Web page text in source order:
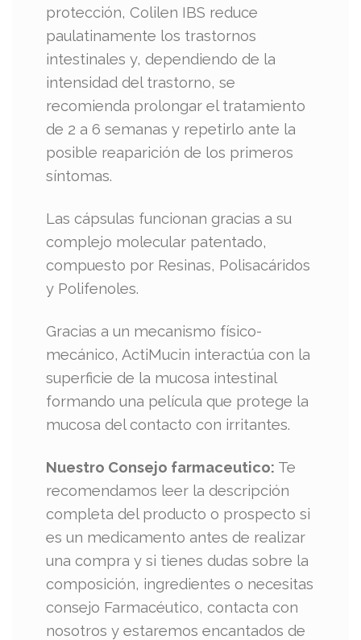
protección, Colilen IBS reduce
paulatinamente los trastornos
intestinales y, dependiendo de la
intensidad del trastorno, se
recomienda prolongar el tratamiento
de 2 a 6 semanas y repetirlo ante la
posible reaparición de los primeros
síntomas.
Las cápsulas funcionan gracias a su
complejo molecular patentado,
compuesto por Resinas, Polisacáridos
y Polifenoles.
Gracias a un mecanismo físico-
mecánico, ActiMucin interactúa con la
superficie de la mucosa intestinal
formando una película que protege la
mucosa del contacto con irritantes.
Nuestro Consejo farmaceutico: Te
recomendamos leer la descripción
completa del producto o prospecto si
es un medicamento antes de realizar
una compra y si tienes dudas sobre la
composición, ingredientes o necesitas
consejo Farmacéutico, contacta con
nosotros y estaremos encantados de